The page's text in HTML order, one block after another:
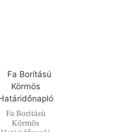
Fa Borítású
Körmös